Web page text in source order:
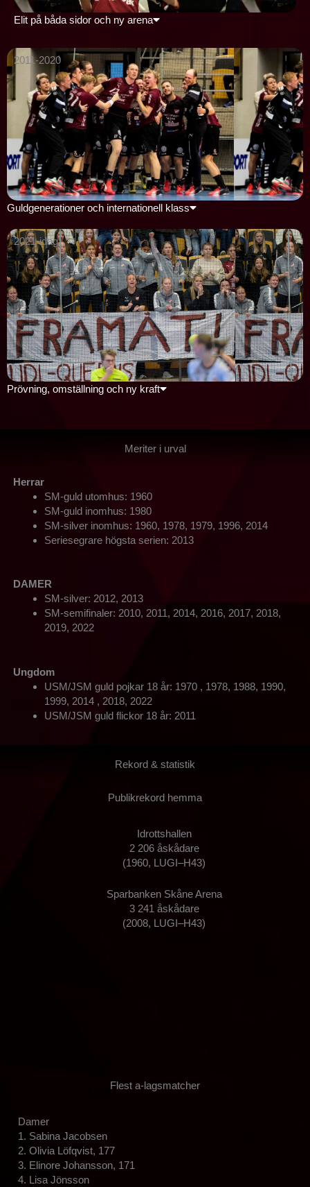
Elit på båda sidor och ny arena
2011-2020
Guldgenerationer och internationell klass
2021-idag
Prövning, omställning och ny kraft
Meriter i urval
Herrar
SM-guld utomhus: 1960
SM-guld inomhus: 1980
SM-silver inomhus: 1960, 1978, 1979, 1996, 2014
Seriesegrare högsta serien: 2013
DAMER
SM-silver: 2012, 2013
SM-semifinaler: 2010, 2011, 2014, 2016, 2017, 2018,
2019, 2022
Ungdom
USM/JSM guld pojkar 18 år: 1970 , 1978, 1988, 1990,
1999, 2014 , 2018, 2022
USM/JSM guld flickor 18 år: 2011
Rekord & statistik
Publikrekord hemma
Idrottshallen
2 206 åskådare
(1960, LUGI–H43)
Sparbanken Skåne Arena
3 241 åskådare
(2008, LUGI–H43)
Flest a-lagsmatcher
Damer
1. Sabina Jacobsen
2. Olivia Löfqvist, 177
3. Elinore Johansson, 171
4. Lisa Jönsson